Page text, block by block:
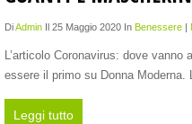
DiAdmin Il 25 Maggio 2020 InBenessere |
L’articolo Coronavirus: dove
essere il primo su Donna Moderna.
Leggi tutto